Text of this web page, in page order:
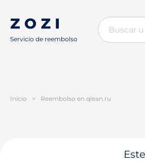
Servicio de reembolso
Inicio > Reembolso en qlean.ru